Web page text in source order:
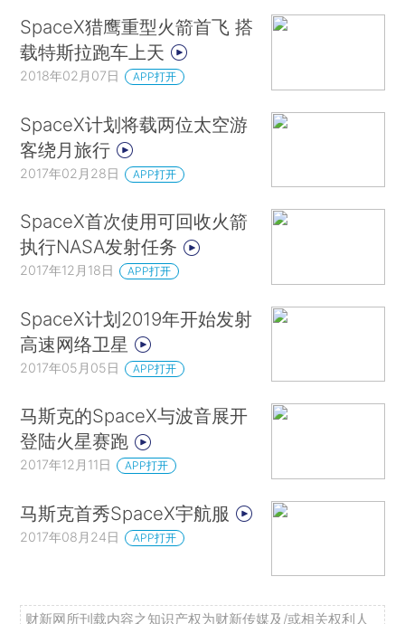
SpaceX猎鹰重型火箭首飞 搭
载特斯拉跑车上天
2018年02月07日 APP打开
SpaceX计划将载两位太空游
客绕月旅行
2017年02月28日 APP打开
SpaceX首次使用可回收火箭
执行NASA发射任务
2017年12月18日 APP打开
SpaceX计划2019年开始发射
高速网络卫星
2017年05月05日 APP打开
马斯克的SpaceX与波音展开
登陆火星赛跑
2017年12月11日 APP打开
马斯克首秀SpaceX宇航服
2017年08月24日 APP打开
财新网所刊载内容之知识产权为财新传媒及/或相关权利人